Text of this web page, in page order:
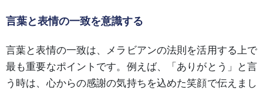
言葉と表情の一致を意識する
言葉と表情の一致は、メラビアンの法則を活用する上で
最も重要なポイントです。例えば、「ありがとう」と言
う時は、心からの感謝の気持ちを込めた笑顔で伝えまし